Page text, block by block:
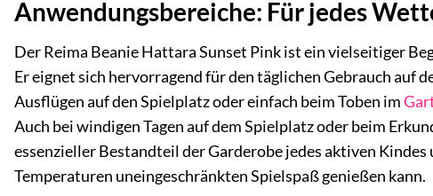
Anwendungsbereiche: Für jedes
Der Reima Beanie Hattara Sunset Pink ist ein vielseitiger
Er eignet sich hervorragend für den täglichen Gebrauch auf
Ausflügen auf den Spielplatz oder einfach beim Toben im
Auch bei windigen Tagen auf dem Spielplatz oder beim
essenzieller Bestandteil der Garderobe jedes aktiven
Temperaturen uneingeschränkten Spielspaß genießen kann.